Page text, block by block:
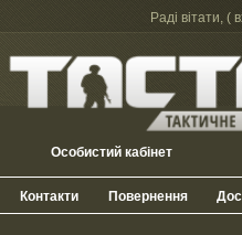
Раді вітати, (
Особистий кабінет
Контакти Повернення